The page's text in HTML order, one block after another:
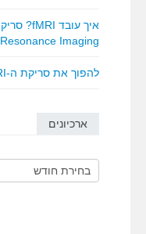
Resonance Imaging
להפוך את סריקת ה-MRI לקונצרט של מוזיקה קלאסית
ארכיונים
ארכיונים